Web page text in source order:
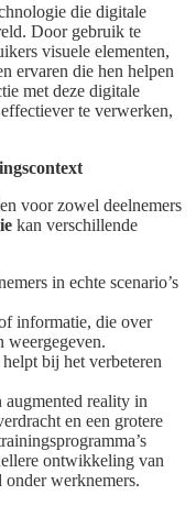
die digitale
Door gebruik te
visuele elementen,
ervaren die hen helpen
met deze digitale
te verwerken,
voor zowel deelnemers
kan verschillende
in echte scenario’s
informatie, die over
weergegeven.
bij het verbeteren
augmented reality in
en een grotere
ontwikkeling van
onder werknemers.